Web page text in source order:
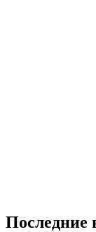
Последние